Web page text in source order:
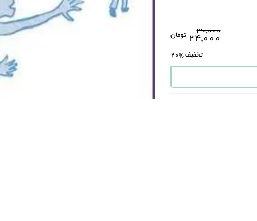
۳۰,۰۰۰
۲۴,۰۰۰ تومان
تخفیف %20